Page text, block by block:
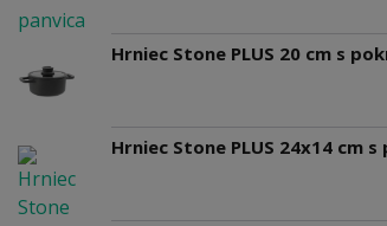
Hrniec Stone PLUS 20 cm s
Hrniec Stone PLUS 24x14 cm